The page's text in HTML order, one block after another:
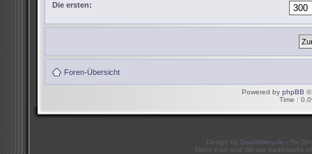
Die ersten:
Foren-Übersicht
Powered by phpBB ©
Time :
Design by Doublekey.de - Re-
Mario Kart and Wii are trademarks